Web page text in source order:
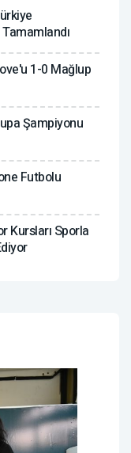
1-0 Mağlup
Şampiyonu
Futbolu
Kursları Sporla